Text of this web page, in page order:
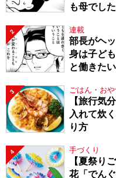
も母でした
2 連載
部長がヘ
身は子ど
と働きた
3 ごはん・おや
【旅行気
入れて炊
り方
4 手づくり
【夏祭り
花「でん